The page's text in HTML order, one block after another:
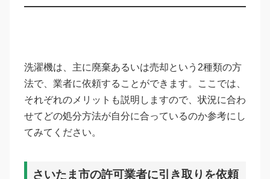
洗濯機は、主に廃棄あるいは売却という2種類の方
法で、業者に依頼することができます。ここでは、
それぞれのメリットも説明しますので、状況に合わ
せてどの処分方法が自分に合っているのか参考にし
てみてください。
さいたま市の許可業者に引き取りを依頼